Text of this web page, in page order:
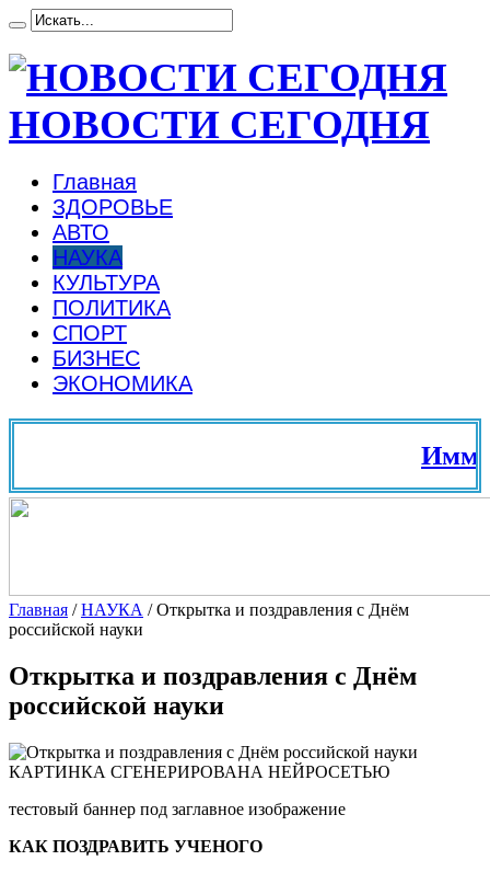
НОВОСТИ СЕГОДНЯ
Главная
ЗДОРОВЬЕ
АВТО
НАУКА
КУЛЬТУРА
ПОЛИТИКА
СПОРТ
БИЗНЕС
ЭКОНОМИКА
Главная /НАУКА /Открытка и поздравления с Днём
российской науки
Открытка и поздравления с Днём
российской науки
КАРТИНКА СГЕНЕРИРОВАНА НЕЙРОСЕТЬЮ
тестовый баннер под заглавное изображение
КАК ПОЗДРАВИТЬ УЧЕНОГО